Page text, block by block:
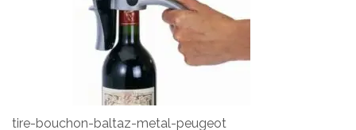
tire-bouchon-baltaz-metal-peugeot